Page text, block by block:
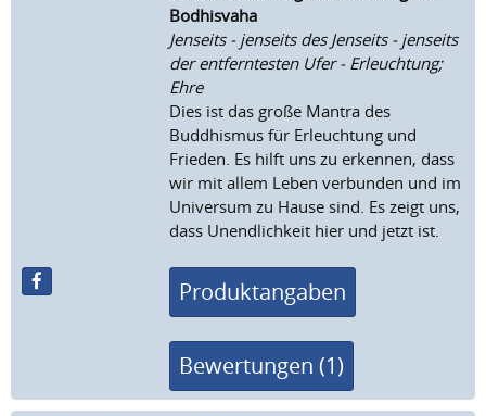
Bodhisvaha
Jenseits - jenseits des Jenseits - jenseits
der entferntesten Ufer - Erleuchtung;
Ehre
Dies ist das große Mantra des
Buddhismus für Erleuchtung und
Frieden. Es hilft uns zu erkennen, dass
wir mit allem Leben verbunden und im
Universum zu Hause sind. Es zeigt uns,
dass Unendlichkeit hier und jetzt ist.
Produktangaben
Bewertungen (1)